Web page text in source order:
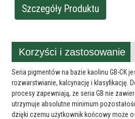
Szczegóły Produktu
Korzyści i zastosowanie
Seria pigmentów na bazie kaolinu GB-CK
rozwarstwianie, kalcynację i klasyfikację.
procesy zapewniają, że seria GB nie
utrzymuje absolutne minimum
dzięki czemu użytkownik końcowy może